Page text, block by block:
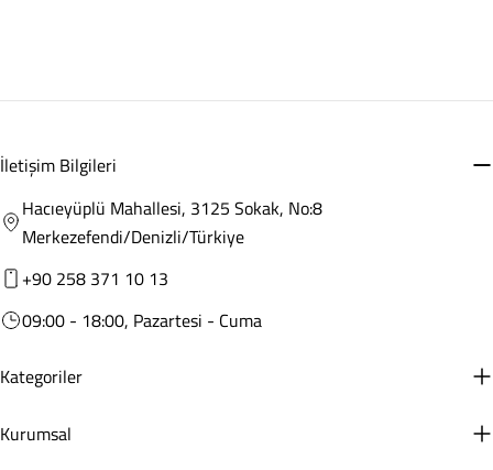
İletişim Bilgileri
Hacıeyüplü Mahallesi, 3125 Sokak, No:8
Merkezefendi/Denizli/Türkiye
+90 258 371 10 13
09:00 - 18:00, Pazartesi - Cuma
Kategoriler
Kurumsal